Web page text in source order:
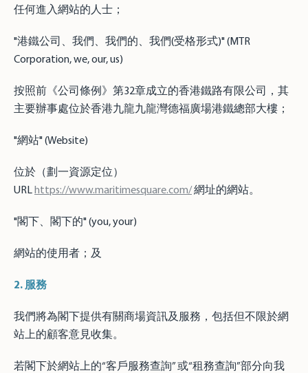
任何進入網站的人士；
"港鐵公司、我們、我們的、我們(受格形式)" (MTR
Corporation, we, our, us)
按照前《公司條例》第32章成立的香港鐵路有限公司，其
主要辦事處位於香港九龍九龍灣德福廣場港鐵總部大樓；
"網站" (Website)
位於（劃一資源定位）
URLhttps://www.maritimesquare.com/網址的網站。
"閣下、閣下的" (you, your)
網站的使用者；及
2. 服務
我們將為閣下提供有關商場資訊及服務，包括但不限於網
站上的顧客意見收集。
若閣下於網站上的“客戶服務查詢” 或“租務查詢”部分向我